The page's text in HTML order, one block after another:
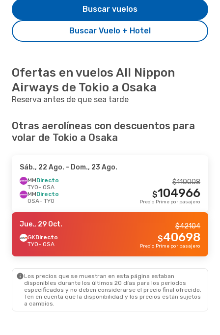
Buscar Vuelo + Hotel
Buscar vuelos
Ofertas en vuelos All Nippon
Airways de Tokio a Osaka
Reserva antes de que sea tarde
Otras aerolíneas con descuentos para
volar de Tokio a Osaka
Sáb., 22 Ago. - Dom., 23 Ago.
MMDirecto
TYO- OSA
MMDirecto
OSA- TYO
110008
$
104966
$
Precio Prime por pasajero
Jue., 29 Oct.
GKDirecto
TYO- OSA
42104
$
40698
$
Precio Prime por pasajero
Los precios que se muestran en esta página estaban
disponibles durante los últimos 20 días para los periodos
especificados y no deben considerarse el precio final ofrecido.
Ten en cuenta que la disponibilidad y los precios están sujetos
a cambios.